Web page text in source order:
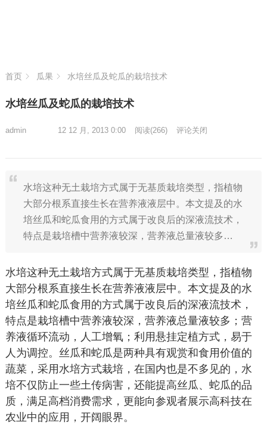
首页 瓜果 水培丝瓜及蛇瓜的栽培技术
水培丝瓜及蛇瓜的栽培技术
admin 12 12 月, 2013 0:00 阅读(266) 评论关闭
水培这种无土栽培方式属于无基质栽培类型，指植物
大部分根系直接生长在营养液液层中。本文提及的水
培丝瓜和蛇瓜食用的方式属于改良后的深液流技术，
特点是栽培槽中营养液较深，营养液总量液较多…
水培这种无土栽培方式属于无基质栽培类型，指植物
大部分根系直接生长在营养液液层中。本文提及的水
培丝瓜和蛇瓜食用的方式属于改良后的深液流技术，
特点是栽培槽中营养液较深，营养液总量液较多；营
养液循环流动，人工增氧；利用悬挂定植方式，易于
人为调控。丝瓜和蛇瓜是两种具有观赏和食用价值的
蔬菜，采用水培方式栽培，在国内也是不多见的，水
培不仅防止一些土传病害，还能提高丝瓜、蛇瓜的品
质，满足高档消费需求，更能向参观者展示高科技在
农业中的应用，开阔眼界。